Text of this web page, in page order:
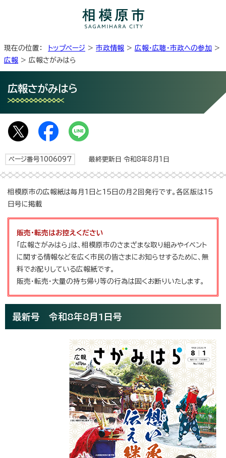
現在の位置： トップページ > 市政情報 > 広報・広聴・市政への参加 >
広報 > 広報さがみはら
広報さがみはら
ページ番号1006097 最終更新日 令和8年8月1日
相模原市の広報紙は毎月1日と15日の月2回発行です。各区版は15
日号に掲載
販売・転売はお控えください
「広報さがみはら」は、相模原市のさまざまな取り組みやイベント
に関する情報などを広く市民の皆さまにお知らせするために、無
料でお配りしている広報紙です。
販売・転売・大量の持ち帰り等の行為は固くお断りいたします。
最新号 令和8年8月1日号